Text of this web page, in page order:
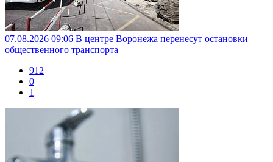
07.08.2026 09:06 В центре Воронежа перенесут остановки
общественного транспорта
912
0
1